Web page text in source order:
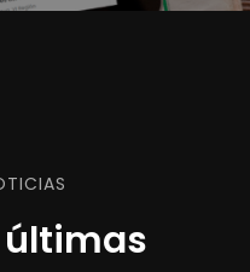
últimas